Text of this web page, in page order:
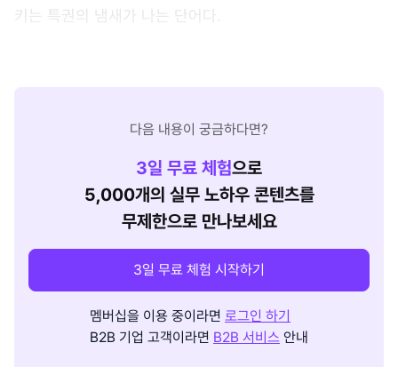
키는 특권의 냄새가 나는 단어다.
다음 내용이 궁금하다면?
3일 무료 체험으로
5,000개의 실무 노하우 콘텐츠를
무제한으로 만나보세요
3일 무료 체험 시작하기
멤버십을 이용 중이라면 로그인 하기
B2B 기업 고객이라면 B2B 서비스 안내